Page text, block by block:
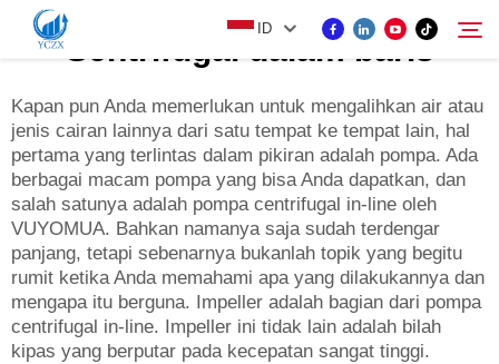
ID
PRODUK
TENTANG KAMI
BERITA
HUBUNGI KAMI
Cari
Sentrifugal dalam baris
Kapan pun Anda memerlukan untuk mengalihkan air atau
jenis cairan lainnya dari satu tempat ke tempat lain, hal
pertama yang terlintas dalam pikiran adalah pompa. Ada
berbagai macam pompa yang bisa Anda dapatkan, dan
salah satunya adalah pompa centrifugal in-line oleh
VUYOMUA. Bahkan namanya saja sudah terdengar
panjang, tetapi sebenarnya bukanlah topik yang begitu
rumit ketika Anda memahami apa yang dilakukannya dan
mengapa itu berguna. Impeller adalah bagian dari pompa
centrifugal in-line. Impeller ini tidak lain adalah bilah
kipas yang berputar pada kecepatan sangat tinggi.